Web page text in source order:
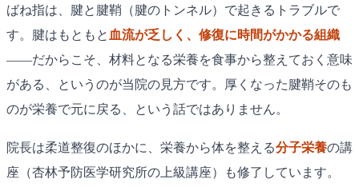
ばね指は、腱と腱鞘（腱のトンネル）で起きるトラブルで
す。腱はもともと 血流が乏しく、修復に時間がかかる組織
——だからこそ、材料となる栄養を食事から整えておく意味
がある、というのが当院の見方です。厚くなった腱鞘そのも
のが栄養で元に戻る、という話ではありません。
院長は柔道整復のほかに、栄養から体を整える分子栄養の講
座（杏林予防医学研究所の上級講座）も修了しています。